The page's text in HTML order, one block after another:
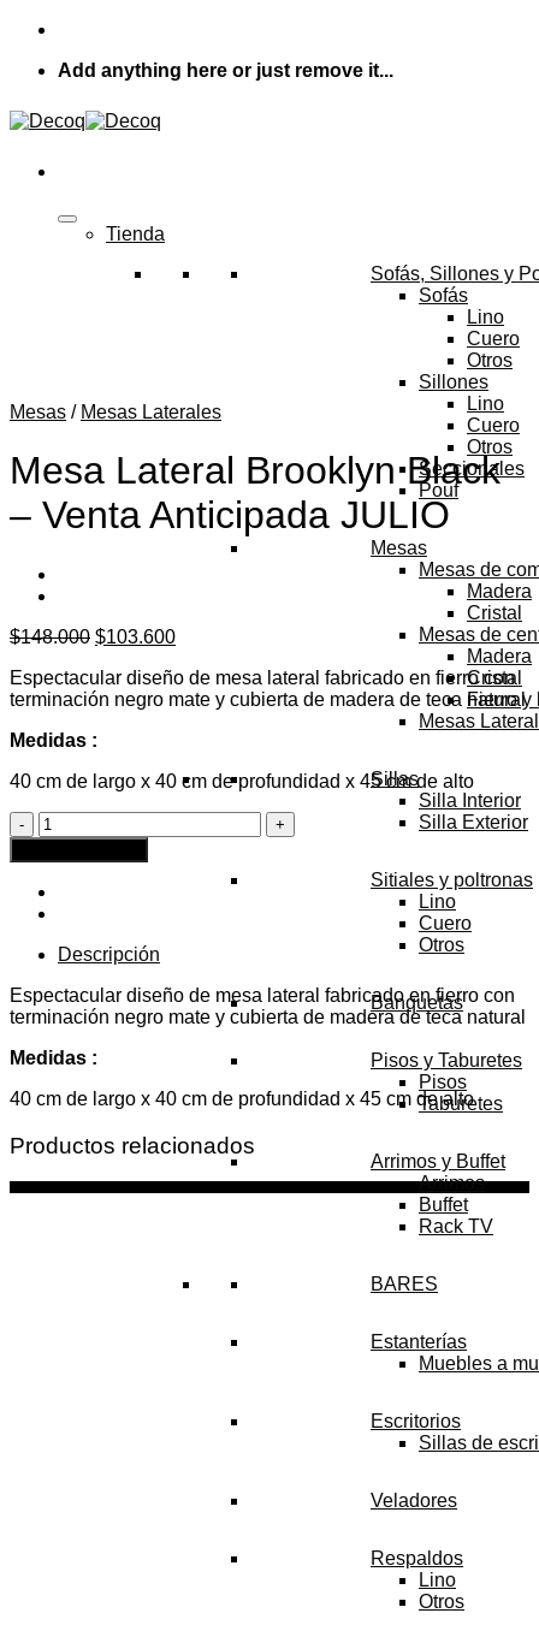
Skip
contentAdd anything here or just remove it...
Tienda
Sofás, Sillones y
Sofás
Lino
Cuero
Otros
Sillones
Lino
Cuero
Otros
Seccionales
Pouf
Mesas
Mesas de
Madera
Cristal
Mesas de
Madera
Cristal
Fierro y
Mesas
Sillas
Silla Interior
Silla Exterior
Sitiales y poltronas
Lino
Cuero
Otros
Banquetas
Pisos y Taburetes
Pisos
Taburetes
Arrimos y Buffet
Arrimos
Buffet
Rack TV
BARES
Estanterías
Muebles a
Escritorios
Sillas de
Veladores
Respaldos
Lino
Otros
Mesas / Mesas Laterales
Mesa Lateral Brooklyn Black
– Venta Anticipada JULIO
$148.000 El
original
era:
$103.600El
actual
es:
Espectacular diseño de mesa lateral fabricado en fierro con
terminación negro mate y cubierta de madera de teca natural
Medidas :
40 cm de largo x 40 cm de profundidad x 45 cm de alto
Mesa
Lateral
Brooklyn
Black
-
Anticipada
cantidad
Descripción
Espectacular diseño de mesa lateral fabricado en fierro con
terminación negro mate y cubierta de madera de teca natural
Medidas :
40 cm de largo x 40 cm de profundidad x 45 cm de alto
Productos relacionados